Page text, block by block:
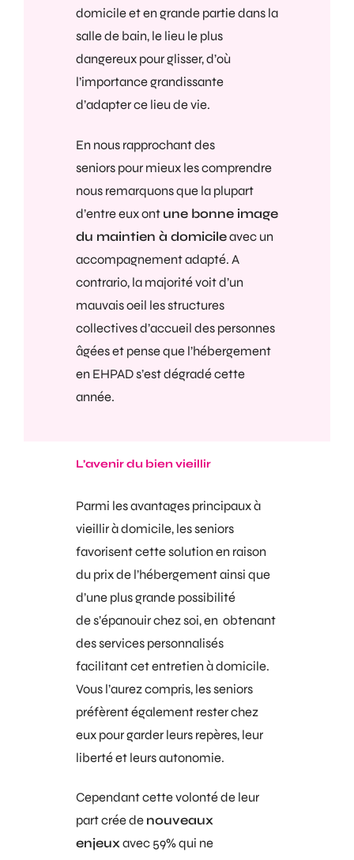
domicile et en grande partie dans la
salle de bain, le lieu le plus
dangereux pour glisser, d’où
l’importance grandissante
d’adapter ce lieu de vie.
En nous rapprochant des
seniors pour mieux les comprendre
nous remarquons que la plupart
d’entre eux ont une bonne image
du maintien à domicileavec un
accompagnement adapté. A
contrario, la majorité voit d’un
mauvais oeil les structures
collectives d’accueil des personnes
âgées et pense que l’hébergement
en EHPAD s’est dégradé cette
année.
L’avenir du bien vieillir
Parmi les avantages principaux à
vieillir à domicile, les seniors
favorisent cette solution en raison
du prix de l’hébergement ainsi que
d’une plus grande possibilité
de s’épanouir chez soi, en obtenant
des services personnalisés
facilitant cet entretien à domicile.
Vous l’aurez compris, les seniors
préfèrent également rester chez
eux pour garder leurs repères, leur
liberté et leurs autonomie.
Cependant cette volonté de leur
part crée de nouveaux
enjeuxavec 59% qui ne